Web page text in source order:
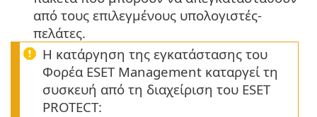
από τους επιλεγμένους υπολογιστές-
πελάτες.
Η κατάργηση της εγκατάστασης του
Φορέα ESET Management καταργεί τη
συσκευή από τη διαχείριση του ESET
PROTECT: